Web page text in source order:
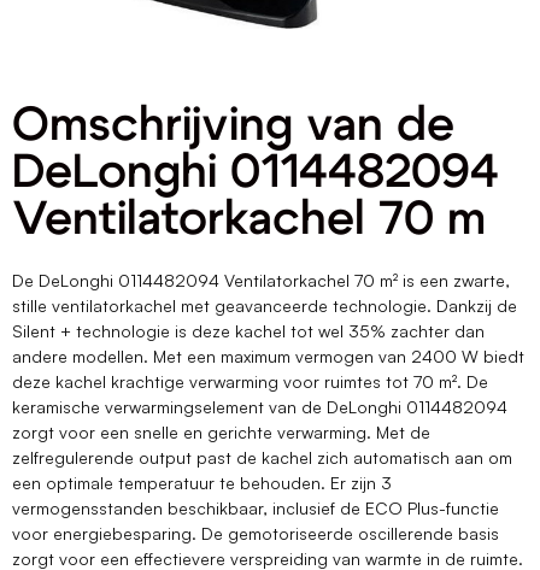
Omschrijving van de
DeLonghi 0114482094
Ventilatorkachel 70 m
De DeLonghi 0114482094 Ventilatorkachel 70 m² is een zwarte,
stille ventilatorkachel met geavanceerde technologie. Dankzij de
Silent + technologie is deze kachel tot wel 35% zachter dan
andere modellen. Met een maximum vermogen van 2400 W biedt
deze kachel krachtige verwarming voor ruimtes tot 70 m². De
keramische verwarmingselement van de DeLonghi 0114482094
zorgt voor een snelle en gerichte verwarming. Met de
zelfregulerende output past de kachel zich automatisch aan om
een optimale temperatuur te behouden. Er zijn 3
vermogensstanden beschikbaar, inclusief de ECO Plus-functie
voor energiebesparing. De gemotoriseerde oscillerende basis
zorgt voor een effectievere verspreiding van warmte in de ruimte.